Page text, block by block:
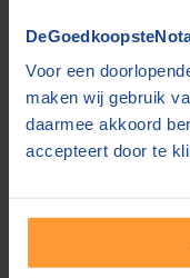
Voor een
maken wij gebruik
daarmee akkoord
accepteert door te
op basis van prijs
tarieven. Vraag
een offerte en
juistenotaris .